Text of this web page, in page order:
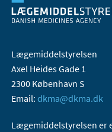
Lægemiddelstyrelsen
Axel Heides Gade 1
2300 København S
Email: dkma@dkma.dk
Lægemiddelstyrelsen er